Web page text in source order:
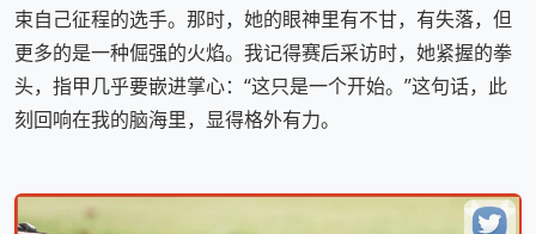
束自己征程的选手。那时，她的眼神里有不甘，有失落，但
更多的是一种倔强的火焰。我记得赛后采访时，她紧握的拳
头，指甲几乎要嵌进掌心：“这只是一个开始。”这句话，此
刻回响在我的脑海里，显得格外有力。